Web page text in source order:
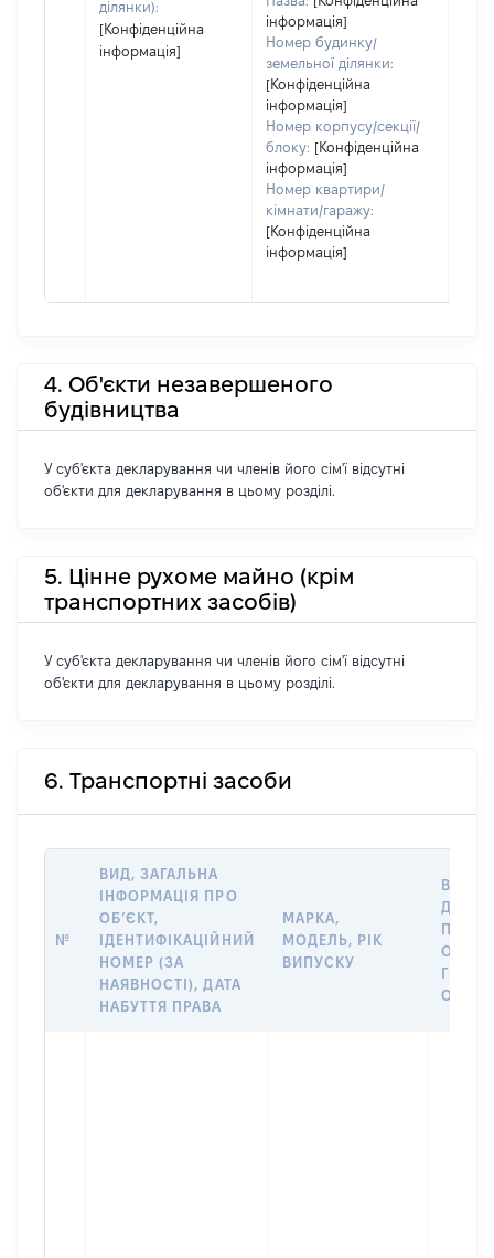
ділянки):
[Конфіденційна
інформація]
інформація]
Номер будинку/
земельної ділянки:
[Конфіденційна
інформація]
Номер корпусу/секції/
блоку: [Конфіденційна
інформація]
Номер квартири/
кімнати/гаражу:
[Конфіденційна
інформація]
4. Об'єкти незавершеного
будівництва
У суб'єкта декларування чи членів його сім'ї відсутні
об'єкти для декларування в цьому розділі.
5. Цінне рухоме майно (крім
транспортних засобів)
У суб'єкта декларування чи членів його сім'ї відсутні
об'єкти для декларування в цьому розділі.
6. Транспортні засоби
№
ВИД, ЗАГАЛЬНА
ІНФОРМАЦІЯ ПРО
ОБʼЄКТ,
ІДЕНТИФІКАЦІЙНИЙ
НОМЕР (ЗА
НАЯВНОСТІ), ДАТА
НАБУТТЯ ПРАВА
МАРКА,
МОДЕЛЬ, РІК
ВИПУСКУ
ДАТУ